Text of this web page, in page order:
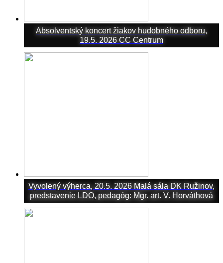
Absolventský koncert žiakov hudobného odboru,
19.5. 2026 CC Centrum
Vyvolený výherca, 20.5. 2026 Malá sála DK Ružinov,
predstavenie LDO, pedagóg: Mgr. art. V. Horváthová